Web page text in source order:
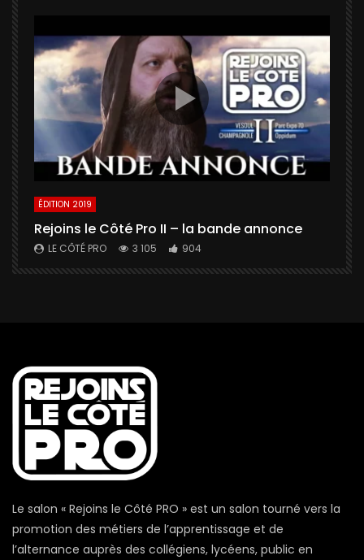
ÉDITION 2019
Rejoins le Côté Pro II – la bande annonce
LE CÔTÉ PRO 3 105 904
Le salon « Rejoins le Côté PRO » est un salon tourné vers la
promotion des métiers de l’apprentissage et de
l’alternance auprès des collégiens, lycéens, public en